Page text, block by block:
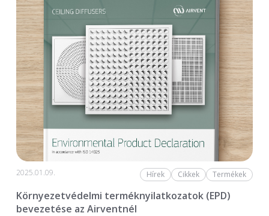
2025.01.09. Hírek Cikkek Termékek
Környezetvédelmi terméknyilatkozatok (EPD)
bevezetése az Airventnél